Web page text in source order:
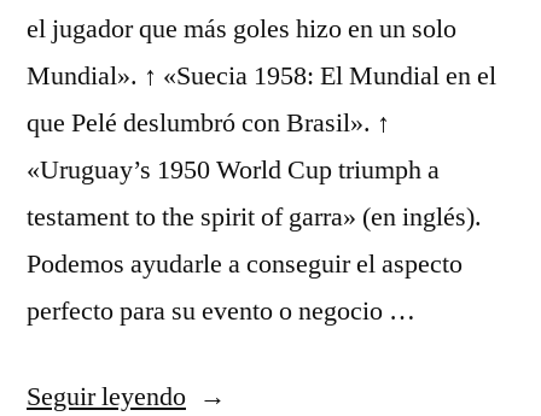
el jugador que más goles hizo en un solo
Mundial». ↑ «Suecia 1958: El Mundial en el
que Pelé deslumbró con Brasil». ↑
«Uruguay’s 1950 World Cup triumph a
testament to the spirit of garra» (en inglés).
Podemos ayudarle a conseguir el aspecto
perfecto para su evento o negocio …
Seguir leyendo«camiseta